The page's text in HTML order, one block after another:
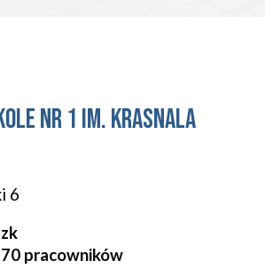
NR 1 IM. KRASNALA
6
70 pracowników